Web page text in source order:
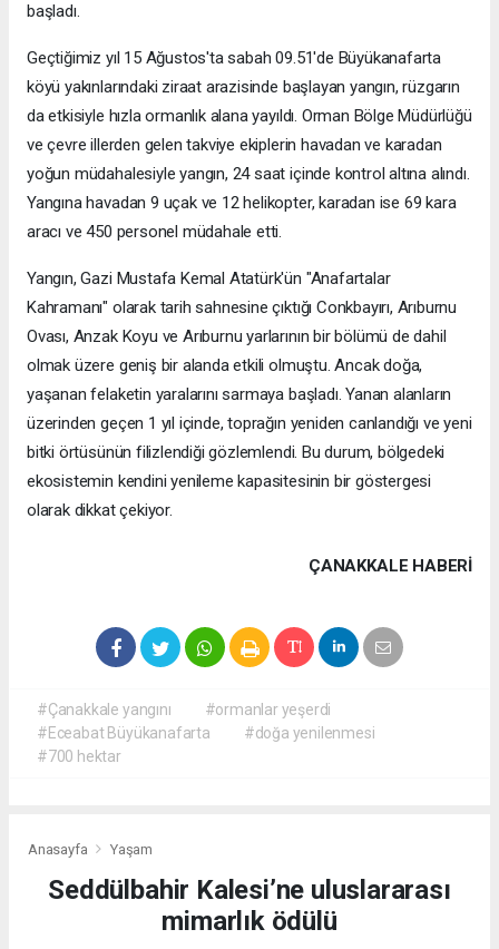
başladı.
Geçtiğimiz yıl 15 Ağustos'ta sabah 09.51'de Büyükanafarta
köyü yakınlarındaki ziraat arazisinde başlayan yangın, rüzgarın
da etkisiyle hızla ormanlık alana yayıldı. Orman Bölge Müdürlüğü
ve çevre illerden gelen takviye ekiplerin havadan ve karadan
yoğun müdahalesiyle yangın, 24 saat içinde kontrol altına alındı.
Yangına havadan 9 uçak ve 12 helikopter, karadan ise 69 kara
aracı ve 450 personel müdahale etti.
Yangın, Gazi Mustafa Kemal Atatürk'ün "Anafartalar
Kahramanı" olarak tarih sahnesine çıktığı Conkbayırı, Arıburnu
Ovası, Anzak Koyu ve Arıburnu yarlarının bir bölümü de dahil
olmak üzere geniş bir alanda etkili olmuştu. Ancak doğa,
yaşanan felaketin yaralarını sarmaya başladı. Yanan alanların
üzerinden geçen 1 yıl içinde, toprağın yeniden canlandığı ve yeni
bitki örtüsünün filizlendiği gözlemlendi. Bu durum, bölgedeki
ekosistemin kendini yenileme kapasitesinin bir göstergesi
olarak dikkat çekiyor.
ÇANAKKALE HABERİ
#Çanakkale yangını
#ormanlar yeşerdi
#Eceabat Büyükanafarta
#doğa yenilenmesi
#700 hektar
Anasayfa Yaşam
Seddülbahir Kalesi’ne uluslararası
mimarlık ödülü